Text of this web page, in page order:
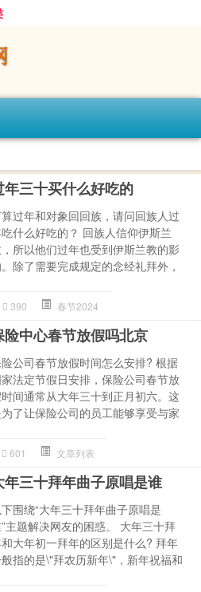
年三十买什么好吃的
过年和对象回回族，请问回族人过
什么好吃的？ 回族人信仰伊斯兰
所以他们过年也受到伊斯兰教的影
除了需要完成规定的念经礼拜外，
390 春节2024
险中心春节放假吗北京
公司春节放假时间怎么安排? 根据
法定节假日安排，保险公司春节放
间通常从大年三十到正月初六。这
了让保险公司的员工能够享受与家
601 文章列表
年三十拜年曲子原唱是谁
围绕“大年三十拜年曲子原唱是
主题解决网友的困惑。 大年三十拜
大年初一拜年的区别是什么? 拜年
指的是\"拜农历新年\"，新年祝福和